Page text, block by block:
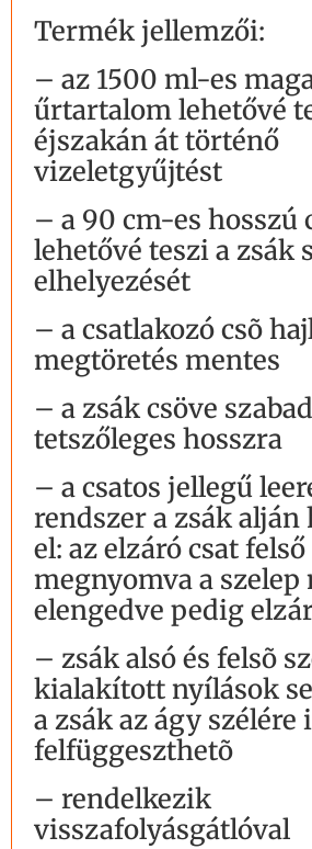
Termék jellemzői:
– az 1500 ml-es
űrtartalom lehetővé
éjszakán át történő
vizeletgyűjtést
– a 90 cm-es hosszú
lehetővé teszi a zsák
elhelyezését
– a csatlakozó csõ
megtöretés mentes
– a zsák csöve
tetszőleges hosszra
– a csatos jellegű
rendszer a zsák alján
el: az elzáró csat
megnyomva a
elengedve pedig
– zsák alsó és felsõ
kialakított nyílások
a zsák az ágy szélére
felfüggeszthetõ
– rendelkezik
visszafolyásgátlóval